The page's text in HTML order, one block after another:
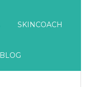
SKINCOACH
BLOG